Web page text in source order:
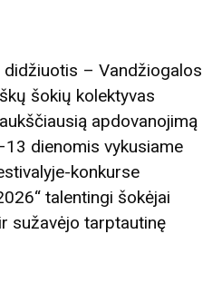
didžiuotis – Vandžiogalos
šokių kolektyvas
apdovanojimą
dienomis vykusiame
konkurse
talentingi šokėjai
sužavėjo tarptautinę